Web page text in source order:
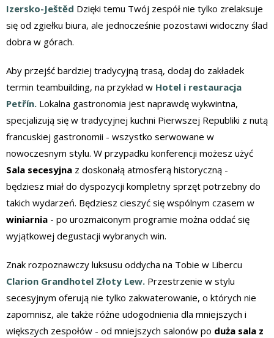
Izersko-Ještěd Dzięki temu Twój zespół nie tylko zrelaksuje
się od zgiełku biura, ale jednocześnie pozostawi widoczny ślad
dobra w górach.
Aby przejść bardziej tradycyjną trasą, dodaj do zakładek
termin teambuilding, na przykład w Hotel i restauracja
Petřín. Lokalna gastronomia jest naprawdę wykwintna,
specjalizują się w tradycyjnej kuchni Pierwszej Republiki z nutą
francuskiej gastronomii - wszystko serwowane w
nowoczesnym stylu. W przypadku konferencji możesz użyć
Sala secesyjna z doskonałą atmosferą historyczną -
będziesz miał do dyspozycji kompletny sprzęt potrzebny do
takich wydarzeń. Będziesz cieszyć się wspólnym czasem w
winiarnia - po urozmaiconym programie można oddać się
wyjątkowej degustacji wybranych win.
Znak rozpoznawczy luksusu oddycha na Tobie w Libercu
Clarion Grandhotel Złoty Lew. Przestrzenie w stylu
secesyjnym oferują nie tylko zakwaterowanie, o których nie
zapomnisz, ale także różne udogodnienia dla mniejszych i
większych zespołów - od mniejszych salonów po duża sala z